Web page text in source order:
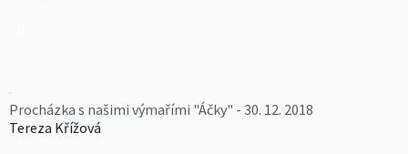
Procházka s našimi výmařími "Áčky" - 30. 12. 2018
Tereza Křížová